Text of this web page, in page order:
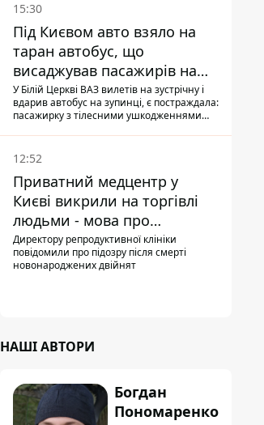
15:30
Під Києвом авто взяло на
таран автобус, що
висаджував пасажирів на
зупинці - пасажирка в
лікарні
У Білій Церкві ВАЗ вилетів на зустрічну і
вдарив автобус на зупинці, є постраждала:
пасажирку з тілесними ушкодженнями
12:52
Приватний медцентр у
Києві викрили на торгівлі
людьми - мова про
сурогатне материнство
Директору репродуктивної клініки
повідомили про підозру після смерті
новонароджених двійнят
НАШІ АВТОРИ
Богдан
Пономаренко